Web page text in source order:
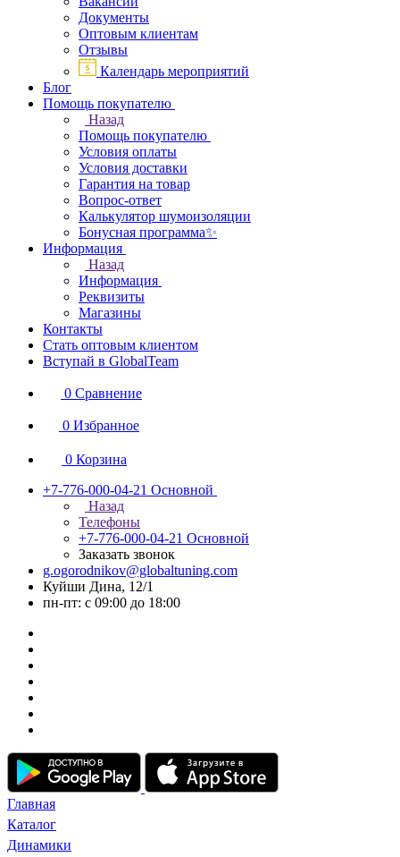
Документы
Оптовым клиентам
Отзывы
Календарь мероприятий
Блог
Помощь покупателю
Назад
Помощь покупателю
Условия оплаты
Условия доставки
Гарантия на товар
Вопрос-ответ
Калькулятор шумоизоляции
Бонусная программа✨
Информация
Назад
Информация
Реквизиты
Магазины
Контакты
Стать оптовым клиентом
Вступай в GlobalTeam
0 Сравнение
0 Избранное
0 Корзина
+7-776-000-04-21 Основной
Назад
Телефоны
+7-776-000-04-21 Основной
Заказать звонок
g.ogorodnikov@globaltuning.com
Куйши Дина, 12/1
пн-пт: с 09:00 до 18:00
Главная
Каталог
Динамики